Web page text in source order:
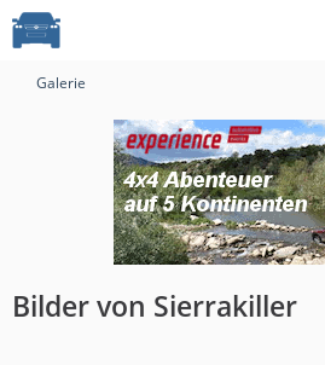
Galerie
Bilder von Sierrakiller